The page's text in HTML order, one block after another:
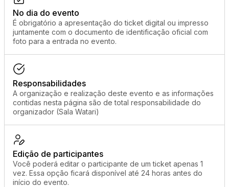
No dia do evento
É obrigatório a apresentação do ticket digital ou impresso
juntamente com o documento de identificação oficial com
foto para a entrada no evento.
Responsabilidades
A organização e realização deste evento e as informações
contidas nesta página são de total responsabilidade do
organizador (Sala Watari)
Edição de participantes
Você poderá editar o participante de um ticket apenas 1
vez. Essa opção ficará disponível até 24 horas antes do
início do evento.